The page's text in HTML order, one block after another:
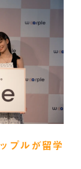
プルが留学